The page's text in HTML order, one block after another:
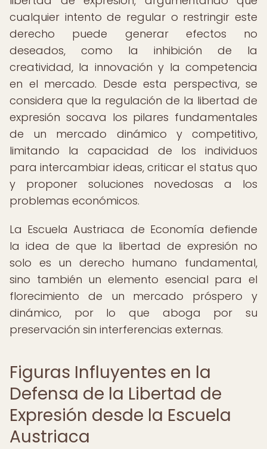
cualquier intento de regular o restringir este
derecho puede generar efectos no
deseados, como la inhibición de la
creatividad, la innovación y la competencia
en el mercado. Desde esta perspectiva, se
considera que la regulación de la libertad de
expresión socava los pilares fundamentales
de un mercado dinámico y competitivo,
limitando la capacidad de los individuos
para intercambiar ideas, criticar el status quo
y proponer soluciones novedosas a los
problemas económicos.
La Escuela Austriaca de Economía defiende
la idea de que la libertad de expresión no
solo es un derecho humano fundamental,
sino también un elemento esencial para el
florecimiento de un mercado próspero y
dinámico, por lo que aboga por su
preservación sin interferencias externas.
Figuras Influyentes en la
Defensa de la Libertad de
Expresión desde la Escuela
Austriaca